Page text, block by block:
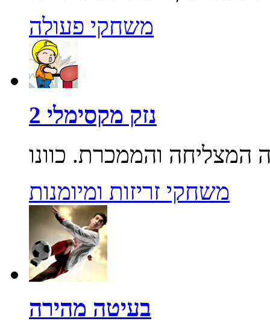
משחקי פעולה
נזק מקסימלי 2
משחקי זריזות ומיומנות
בעיטה מהירה